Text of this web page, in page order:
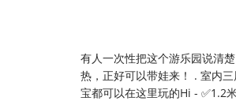
有人一次性把这个游乐园说清
热，正好可以带娃来！ . 室内
宝都可以在这里玩的Hi - ✅1.2